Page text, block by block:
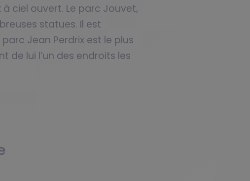
ciel ouvert. Le parc Jouvet,
statues. Il est
Jean Perdrix est le plus
de lui l’un des endroits les